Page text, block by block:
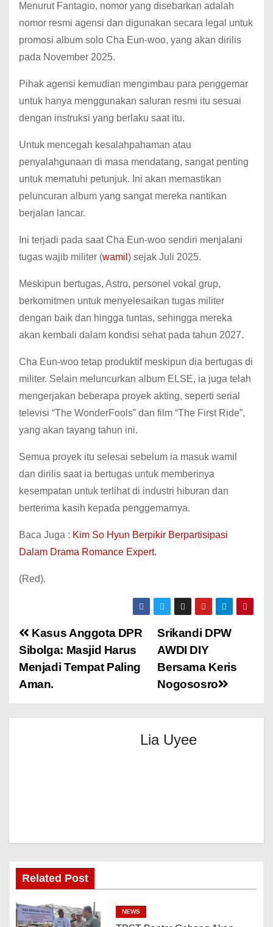
Menurut Fantagio, nomor yang disebarkan adalah
nomor resmi agensi dan digunakan secara legal untuk
promosi album solo Cha Eun-woo, yang akan dirilis
pada November 2025.
Pihak agensi kemudian mengimbau para penggemar
untuk hanya menggunakan saluran resmi itu sesuai
dengan instruksi yang berlaku saat itu.
Untuk mencegah kesalahpahaman atau
penyalahgunaan di masa mendatang, sangat penting
untuk mematuhi petunjuk. Ini akan memastikan
peluncuran album yang sangat mereka nantikan
berjalan lancar.
Ini terjadi pada saat Cha Eun-woo sendiri menjalani
tugas wajib militer (wamil ) sejak Juli 2025.
Meskipun bertugas, Astro, personel vokal grup,
berkomitmen untuk menyelesaikan tugas militer
dengan baik dan hingga tuntas, sehingga mereka
akan kembali dalam kondisi sehat pada tahun 2027.
Cha Eun-woo tetap produktif meskipun dia bertugas di
militer. Selain meluncurkan album ELSE, ia juga telah
mengerjakan beberapa proyek akting, seperti serial
televisi “The WonderFools” dan film “The First Ride”,
yang akan tayang tahun ini.
Semua proyek itu selesai sebelum ia masuk wamil
dan dirilis saat ia bertugas untuk memberinya
kesempatan untuk terlihat di industri hiburan dan
berterima kasih kepada penggemarnya.
Baca Juga : Kim So Hyun Berpikir Berpartisipasi
Dalam Drama Romance Expert.
(Red).
Srikandi DPW
AWDI DIY
Bersama Keris
Nogososro
Kasus Anggota DPR
Sibolga: Masjid Harus
Menjadi Tempat Paling
Aman.
Lia Uyee
Related Post
NEWS